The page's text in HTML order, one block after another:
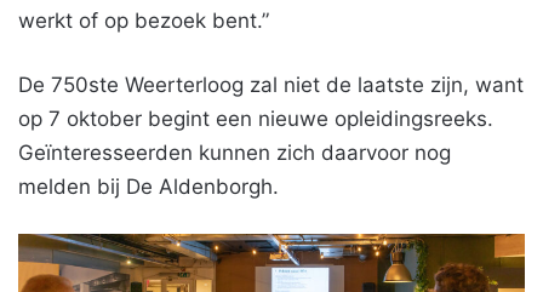
werkt of op bezoek bent.”
De 750ste Weerterloog zal niet de laatste zijn, want
op 7 oktober begint een nieuwe opleidingsreeks.
Geïnteresseerden kunnen zich daarvoor nog
melden bij De Aldenborgh.